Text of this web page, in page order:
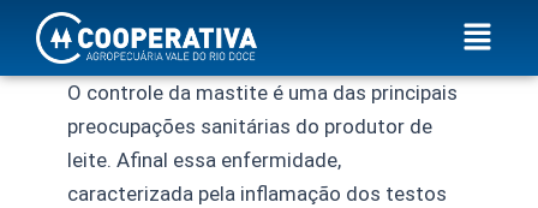
o
conteúdo
Menu
O controle da mastite é uma das principais
preocupações sanitárias do produtor de
leite. Afinal essa enfermidade,
caracterizada pela inflamação dos testos